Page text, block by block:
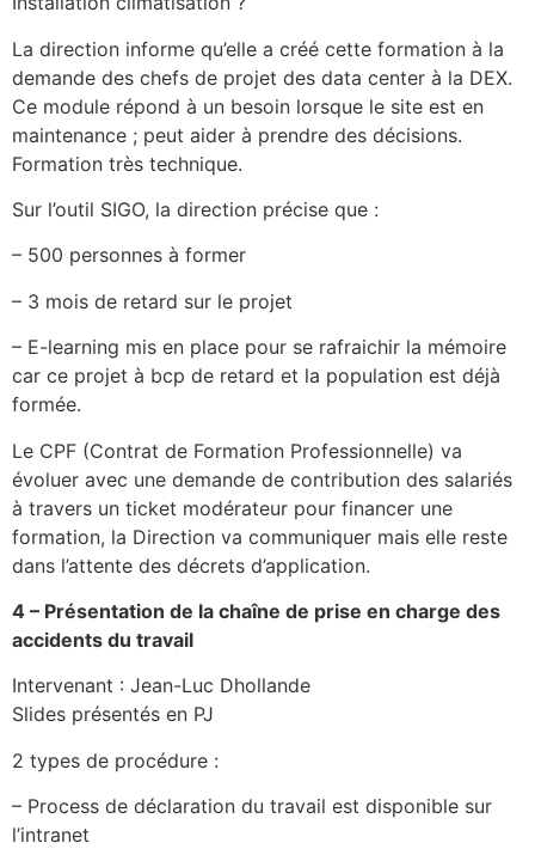
La direction informe qu’elle a créé cette formation à la
demande des chefs de projet des data center à la DEX.
Ce module répond à un besoin lorsque le site est en
maintenance ; peut aider à prendre des décisions.
Formation très technique.
Sur l’outil SIGO, la direction précise que :
– 500 personnes à former
– 3 mois de retard sur le projet
– E-learning mis en place pour se rafraichir la mémoire
car ce projet à bcp de retard et la population est déjà
formée.
Le CPF (Contrat de Formation Professionnelle) va
évoluer avec une demande de contribution des salariés
à travers un ticket modérateur pour financer une
formation, la Direction va communiquer mais elle reste
dans l’attente des décrets d’application.
4 – Présentation de la chaîne de prise en charge des
accidents du travail
Intervenant : Jean-Luc Dhollande
Slides présentés en PJ
2 types de procédure :
– Process de déclaration du travail est disponible sur
l’intranet